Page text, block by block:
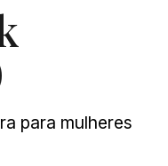
para mulheres